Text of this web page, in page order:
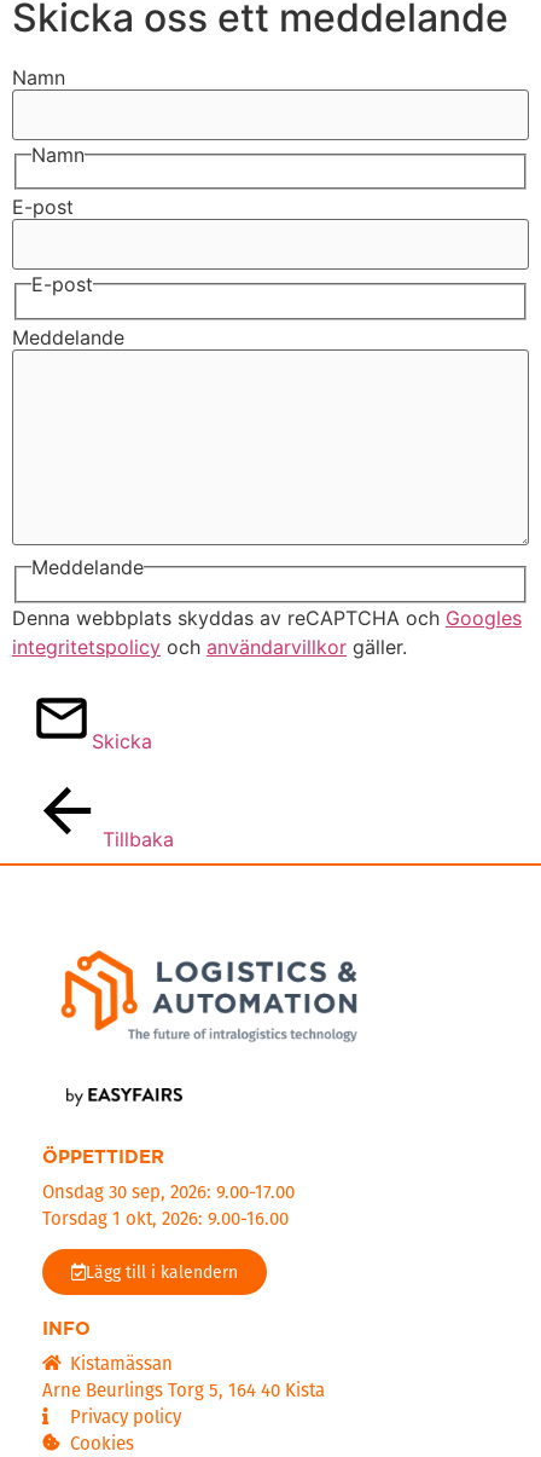
Skicka oss ett meddelande
Namn
Namn
E-post
E-post
Meddelande
Meddelande
Denna webbplats skyddas av reCAPTCHA och Googles
integritetspolicy och användarvillkor gäller.
Skicka
Tillbaka
ÖPPETTIDER
Onsdag 30 sep, 2026: 9.00-17.00
Torsdag 1 okt, 2026: 9.00-16.00
Lägg till i kalendern
INFO
Kistamässan
Arne Beurlings Torg 5, 164 40 Kista
Privacy policy
Cookies